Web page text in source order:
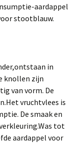
aardappel
stootblauw.
in
knollen zijn
van vorm. De
vruchtvlees is
De smaak en
tot
aardappel voor